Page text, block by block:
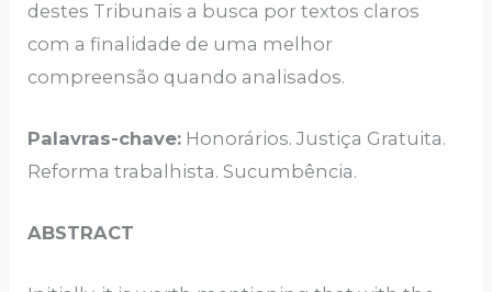
destes Tribunais a busca por textos claros
com a finalidade de uma melhor
compreensão quando analisados.
Palavras-chave: Honorários. Justiça Gratuita.
Reforma trabalhista. Sucumbência.
ABSTRACT